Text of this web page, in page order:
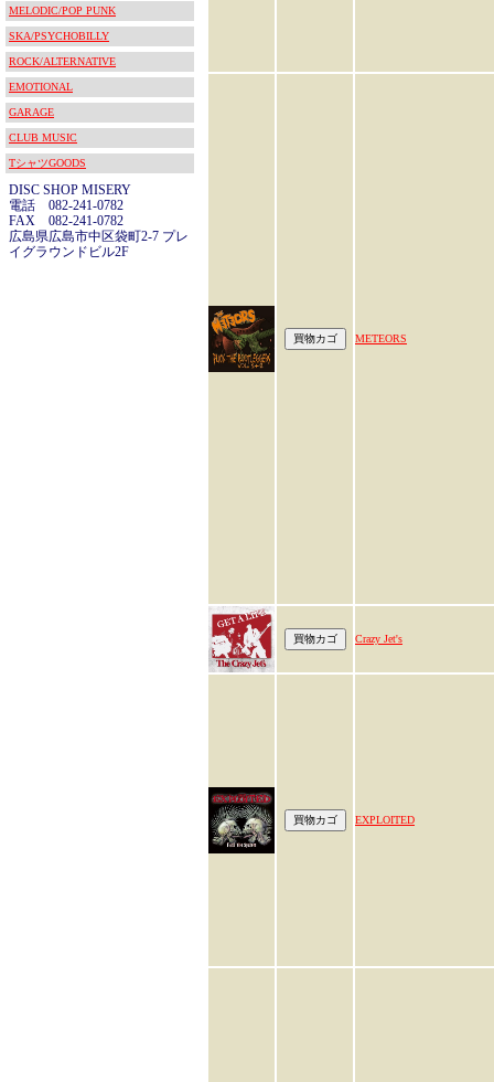
MELODIC/POP PUNK
SKA/PSYCHOBILLY
ROCK/ALTERNATIVE
EMOTIONAL
GARAGE
CLUB MUSIC
TシャツGOODS
DISC SHOP MISERY
電話 082-241-0782
FAX 082-241-0782
広島県広島市中区袋町2-7 プレ
イグラウンドビル2F
METEORS
Crazy Jet's
EXPLOITED